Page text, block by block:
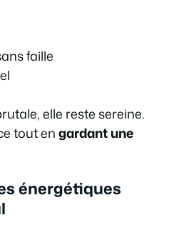
faille
elle reste sereine.
tout engardant une
énergétiques